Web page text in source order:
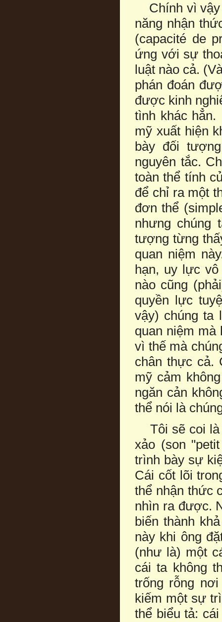
Chính vì vậy
năng nhận
(capacité de
ứng với sự
luật nào cả.
phán đoán
được kinh
tình khác
mỹ xuất hiện
bày đối
nguyên tắc.
toàn thể tính
để chỉ ra một
đơn thể
nhưng chúng
tượng từng
quan niệm
hạn, uy lực
nào cũng
quyền lực
vậy) chúng ta
quan niệm mà
vì thế mà
chân thực cả.
mỹ cảm
ngăn cản
thể nói là
Tôi sẽ coi là
xảo (son
trình bày sự
Cái cốt lõi
thể nhận thức
nhìn ra được.
biến thành
này khi ông
(như là) một
cái ta không
trống rỗng
kiếm một sự
thể biểu tả: